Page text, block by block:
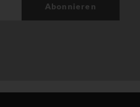
Abonnieren